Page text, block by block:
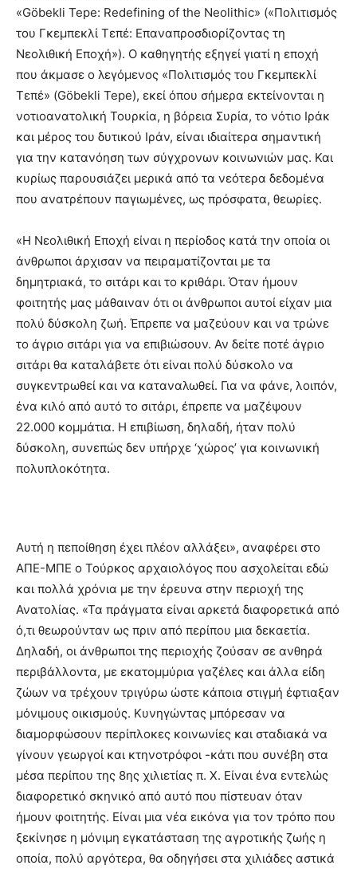
«Göbekli Tepe: Redefining of the Neolithic» («Πολιτισμός
του Γκεμπεκλί Τεπέ: Επαναπροσδιορίζοντας τη
Νεολιθική Εποχή»). Ο καθηγητής εξηγεί γιατί η εποχή
που άκμασε ο λεγόμενος «Πολιτισμός του Γκεμπεκλί
Τεπέ» (Göbekli Tepe), εκεί όπου σήμερα εκτείνονται η
νοτιοανατολική Τουρκία, η βόρεια Συρία, το νότιο Ιράκ
και μέρος του δυτικού Ιράν, είναι ιδιαίτερα σημαντική
για την κατανόηση των σύγχρονων κοινωνιών μας. Και
κυρίως παρουσιάζει μερικά από τα νεότερα δεδομένα
που ανατρέπουν παγιωμένες, ως πρόσφατα, θεωρίες.
«Η Νεολιθική Εποχή είναι η περίοδος κατά την οποία οι
άνθρωποι άρχισαν να πειραματίζονται με τα
δημητριακά, το σιτάρι και το κριθάρι. Όταν ήμουν
φοιτητής μας μάθαιναν ότι οι άνθρωποι αυτοί είχαν μια
πολύ δύσκολη ζωή. Έπρεπε να μαζεύουν και να τρώνε
το άγριο σιτάρι για να επιβιώσουν. Αν δείτε ποτέ άγριο
σιτάρι θα καταλάβετε ότι είναι πολύ δύσκολο να
συγκεντρωθεί και να καταναλωθεί. Για να φάνε, λοιπόν,
ένα κιλό από αυτό το σιτάρι, έπρεπε να μαζέψουν
22.000 κομμάτια. Η επιβίωση, δηλαδή, ήταν πολύ
δύσκολη, συνεπώς δεν υπήρχε ‘χώρος’ για κοινωνική
πολυπλοκότητα.
Αυτή η πεποίθηση έχει πλέον αλλάξει», αναφέρει στο
ΑΠΕ-ΜΠΕ ο Τούρκος αρχαιολόγος που ασχολείται εδώ
και πολλά χρόνια με την έρευνα στην περιοχή της
Ανατολίας. «Τα πράγματα είναι αρκετά διαφορετικά από
ό,τι θεωρούνταν ως πριν από περίπου μια δεκαετία.
Δηλαδή, οι άνθρωποι της περιοχής ζούσαν σε ανθηρά
περιβάλλοντα, με εκατομμύρια γαζέλες και άλλα είδη
ζώων να τρέχουν τριγύρω ώστε κάποια στιγμή έφτιαξαν
μόνιμους οικισμούς. Κυνηγώντας μπόρεσαν να
διαμορφώσουν περίπλοκες κοινωνίες και σταδιακά να
γίνουν γεωργοί και κτηνοτρόφοι -κάτι που συνέβη στα
μέσα περίπου της 8ης χιλιετίας π. Χ. Είναι ένα εντελώς
διαφορετικό σκηνικό από αυτό που πίστευαν όταν
ήμουν φοιτητής. Είναι μια νέα εικόνα για τον τρόπο που
ξεκίνησε η μόνιμη εγκατάσταση της αγροτικής ζωής η
οποία, πολύ αργότερα, θα οδηγήσει στα χιλιάδες αστικά